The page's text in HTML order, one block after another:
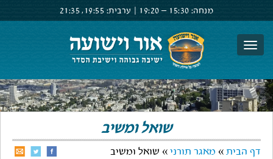
מנחה: 15:30 –
19:20 ערבית: 19:55,
21:35
שואל ומשיב
דף הבית » מאגר תורני » שואל ומשיב